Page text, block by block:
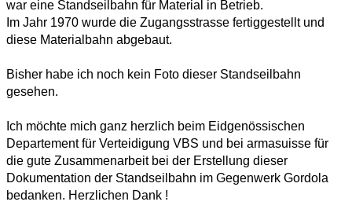
war eine Standseilbahn für Material in Betrieb.
Im Jahr 1970 wurde die Zugangsstrasse fertiggestellt und
diese Materialbahn abgebaut.
Bisher habe ich noch kein Foto dieser Standseilbahn
gesehen.
Ich möchte mich ganz herzlich beim Eidgenössischen
Departement für Verteidigung VBS und bei armasuisse für
die gute Zusammenarbeit bei der Erstellung dieser
Dokumentation der Standseilbahn im Gegenwerk Gordola
bedanken. Herzlichen Dank !